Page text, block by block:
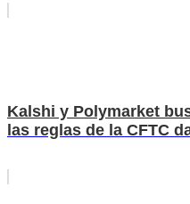
Kalshi y Polymarket
las reglas de la CFTC